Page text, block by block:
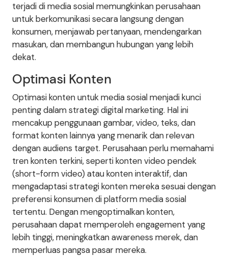
terjadi di media sosial memungkinkan perusahaan
untuk berkomunikasi secara langsung dengan
konsumen, menjawab pertanyaan, mendengarkan
masukan, dan membangun hubungan yang lebih
dekat.
Optimasi Konten
Optimasi konten untuk media sosial menjadi kunci
penting dalam strategi digital marketing. Hal ini
mencakup penggunaan gambar, video, teks, dan
format konten lainnya yang menarik dan relevan
dengan audiens target. Perusahaan perlu memahami
tren konten terkini, seperti konten video pendek
(short-form video) atau konten interaktif, dan
mengadaptasi strategi konten mereka sesuai dengan
preferensi konsumen di platform media sosial
tertentu. Dengan mengoptimalkan konten,
perusahaan dapat memperoleh engagement yang
lebih tinggi, meningkatkan awareness merek, dan
memperluas pangsa pasar mereka.